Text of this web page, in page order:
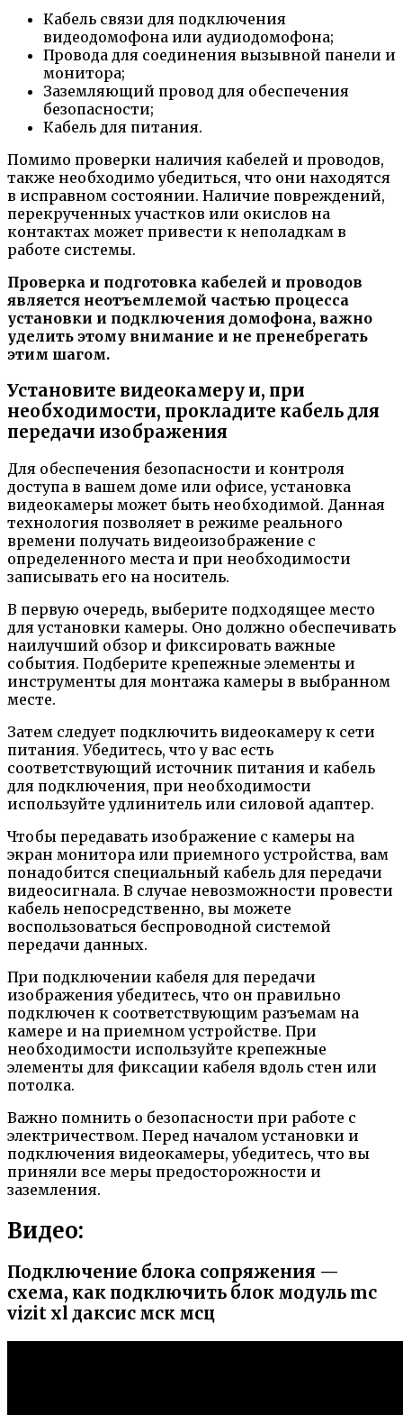
Кабель связи для подключения
видеодомофона или аудиодомофона;
Провода для соединения вызывной панели и
монитора;
Заземляющий провод для обеспечения
безопасности;
Кабель для питания.
Помимо проверки наличия кабелей и проводов,
также необходимо убедиться, что они находятся
в исправном состоянии. Наличие повреждений,
перекрученных участков или окислов на
контактах может привести к неполадкам в
работе системы.
Проверка и подготовка кабелей и проводов
является неотъемлемой частью процесса
установки и подключения домофона, важно
уделить этому внимание и не пренебрегать
этим шагом.
Установите видеокамеру и, при
необходимости, прокладите кабель для
передачи изображения
Для обеспечения безопасности и контроля
доступа в вашем доме или офисе, установка
видеокамеры может быть необходимой. Данная
технология позволяет в режиме реального
времени получать видеоизображение с
определенного места и при необходимости
записывать его на носитель.
В первую очередь, выберите подходящее место
для установки камеры. Оно должно обеспечивать
наилучший обзор и фиксировать важные
события. Подберите крепежные элементы и
инструменты для монтажа камеры в выбранном
месте.
Затем следует подключить видеокамеру к сети
питания. Убедитесь, что у вас есть
соответствующий источник питания и кабель
для подключения, при необходимости
используйте удлинитель или силовой адаптер.
Чтобы передавать изображение с камеры на
экран монитора или приемного устройства, вам
понадобится специальный кабель для передачи
видеосигнала. В случае невозможности провести
кабель непосредственно, вы можете
воспользоваться беспроводной системой
передачи данных.
При подключении кабеля для передачи
изображения убедитесь, что он правильно
подключен к соответствующим разъемам на
камере и на приемном устройстве. При
необходимости используйте крепежные
элементы для фиксации кабеля вдоль стен или
потолка.
Важно помнить о безопасности при работе с
электричеством. Перед началом установки и
подключения видеокамеры, убедитесь, что вы
приняли все меры предосторожности и
заземления.
Видео:
Подключение блока сопряжения —
схема, как подключить блок модуль mc
vizit xl даксис мск мсц